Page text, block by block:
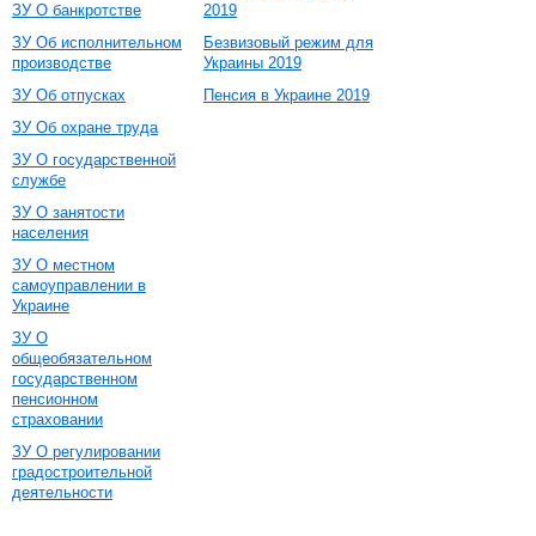
ЗУ О банкротстве
ЗУ Об исполнительном
производстве
ЗУ Об отпусках
ЗУ Об охране труда
ЗУ О государственной
службе
ЗУ О занятости
населения
ЗУ О местном
самоуправлении в
Украине
ЗУ О
общеобязательном
государственном
пенсионном
страховании
ЗУ О регулировании
градостроительной
деятельности
2019
Безвизовый режим для
Украины 2019
Пенсия в Украине 2019